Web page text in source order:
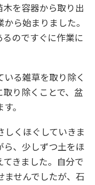
を容器から取り出
ら始まりました。
のですぐに作業に
る雑草を取り除く
り除くことで、盆
。
しくほぐしていきま
ら、少しずつ土をほ
きました。自分で
ませんでしたが、石